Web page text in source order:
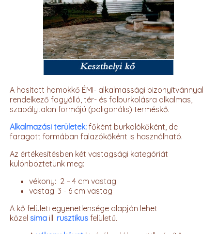
A hasított homokkő ÉMI- alkalmassági bizonyítvánnyal
rendelkező fagyálló, tér- és falburkolásra alkalmas,
szabálytalan formájú (poligonális) terméskő.
Alkalmazási területek: főként burkolókőként, de
faragott formában falazókőként is használható.
Az értékesítésben két vastagsági kategóriát
különböztetünk meg:
vékony: 2 – 4 cm vastag
vastag: 3 - 6 cm vastag
A kő felületi egyenetlensége alapján lehet
közel sima ill. rusztikus felületű.